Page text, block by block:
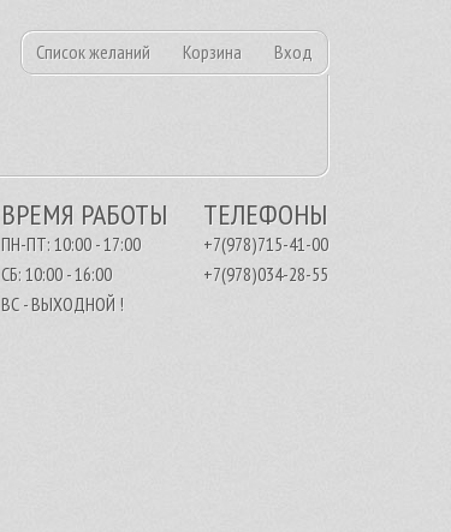
Список желаний Корзина Вход
ТЕЛЕФОНЫ
+7(978)715-41-00
+7(978)034-28-55
ВРЕМЯ РАБОТЫ
ПН-ПТ: 10:00 - 17:00
СБ: 10:00 - 16:00
ВС - ВЫХОДНОЙ !